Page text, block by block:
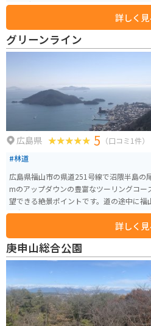
リングできるのも良いポイントです。
詳しく見
グリーンライン
広島県 5 （口コミ1件）
#林道
広島県福山市の県道251号線で沼隈半島の
mのアップダウンの豊富なツーリングコ
望できる絶景ポイントです。道の途中に
望台もあります。
詳しく見
庚申山総合公園